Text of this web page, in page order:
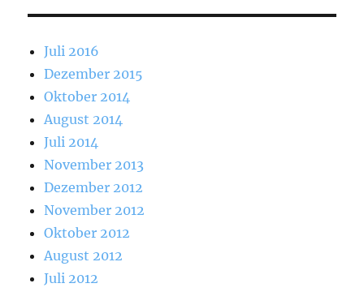
Juli 2016
Dezember 2015
Oktober 2014
August 2014
Juli 2014
November 2013
Dezember 2012
November 2012
Oktober 2012
August 2012
Juli 2012